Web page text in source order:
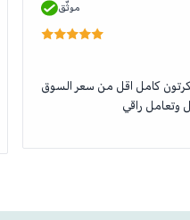
موثّق
كامل اقل من سعر السوق
وتعامل راقي